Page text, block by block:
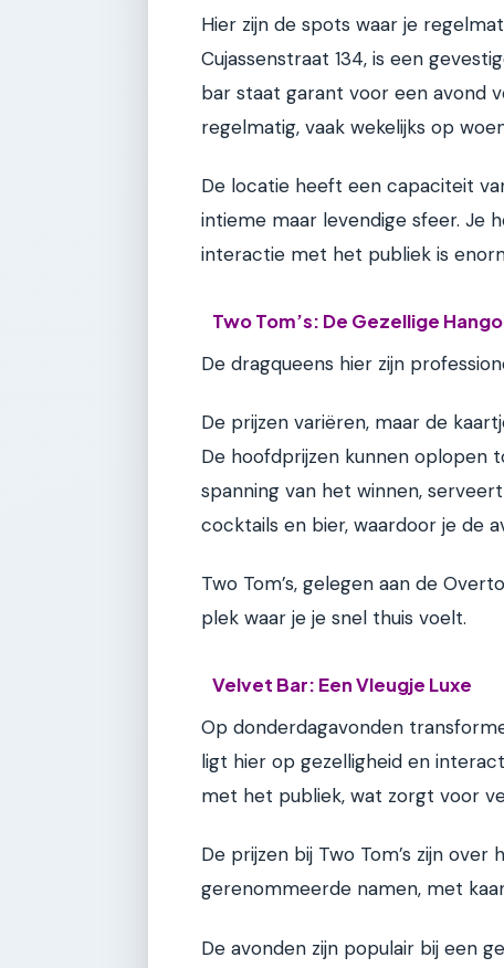
Hier zijn de spots waar je
Cujassenstraat 134, is een
bar staat garant voor een avond
regelmatig, vaak wekelijks op
De locatie heeft een capaciteit
intieme maar levendige sfeer. Je
interactie met het publiek is
Two Tom’s: De Gezellige
De dragqueens hier zijn
De prijzen variëren, maar de
De hoofdprijzen kunnen oplopen
spanning van het winnen,
cocktails en bier, waardoor je de
Two Tom’s, gelegen aan de
plek waar je je snel thuis voelt.
Velvet Bar: Een Vleugje Luxe
Op donderdagavonden
ligt hier op gezelligheid en
met het publiek, wat zorgt voor
De prijzen bij Two Tom’s zijn
gerenommeerde namen, met
De avonden zijn populair bij een